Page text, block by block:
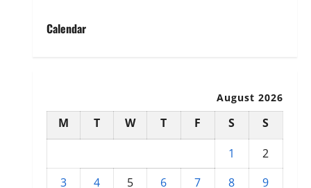
Calendar
August 2026
M T W T F S
S
1
2
3
4 5 6 7 8
9